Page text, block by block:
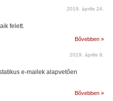
2019. április 24.
felett.
Bővebben »
2019. április 9.
e-mailek alapvetően
Bővebben »